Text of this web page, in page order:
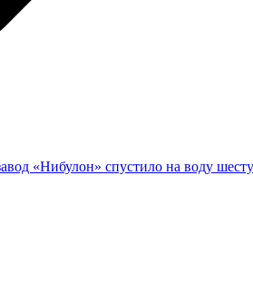
«Нибулон» спустило на воду